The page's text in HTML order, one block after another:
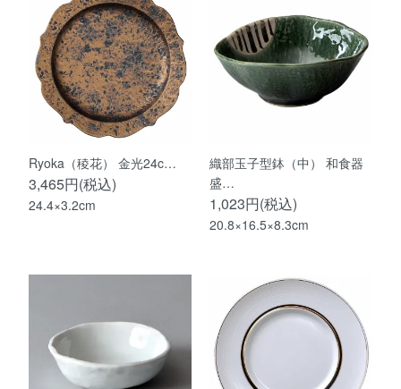
Ryoka（稜花） 金光24c…
3,465円(税込)
24.4×3.2cm
織部玉子型鉢（中） 和食器
盛…
1,023円(税込)
20.8×16.5×8.3cm